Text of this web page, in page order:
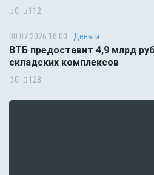
0 112
30.07.2026 16:00 Деньги
ВТБ предоставит 4,9 млрд
складских комплексов
0 128